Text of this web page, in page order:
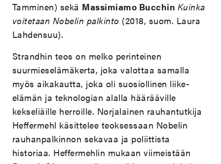
Tamminen) sekä Massimiamo Bucchin Kuinka
voitetaan Nobelin palkinto (2018, suom. Laura
Lahdensuu).
Strandhin teos on melko perinteinen
suurmieselämäkerta, joka valottaa samalla
myös aikakautta, joka oli suosiollinen liike-
elämän ja teknologian alalla häärääville
kekseliäille herroille. Norjalainen rauhantutkija
Heffermehl käsittelee teoksessaan Nobelin
rauhanpalkinnon sekavaa ja poliittista
historiaa. Heffermehlin mukaan viimeistään